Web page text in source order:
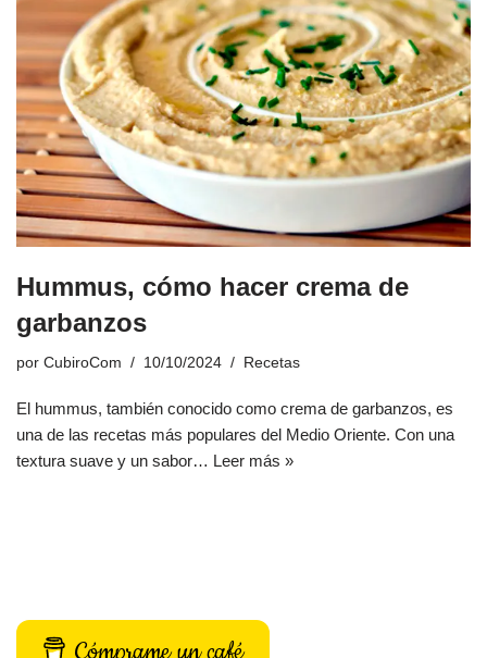
Hummus, cómo hacer crema de
garbanzos
por CubiroCom 10/10/2024 Recetas
El hummus, también conocido como crema de garbanzos, es
una de las recetas más populares del Medio Oriente. Con una
textura suave y un sabor… Leer más »